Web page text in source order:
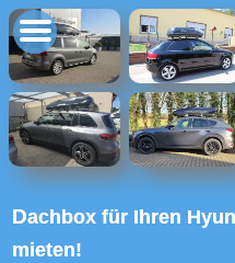
Dachbox für Ihren Hyundai ix35 in Kaiserslautern
mieten!